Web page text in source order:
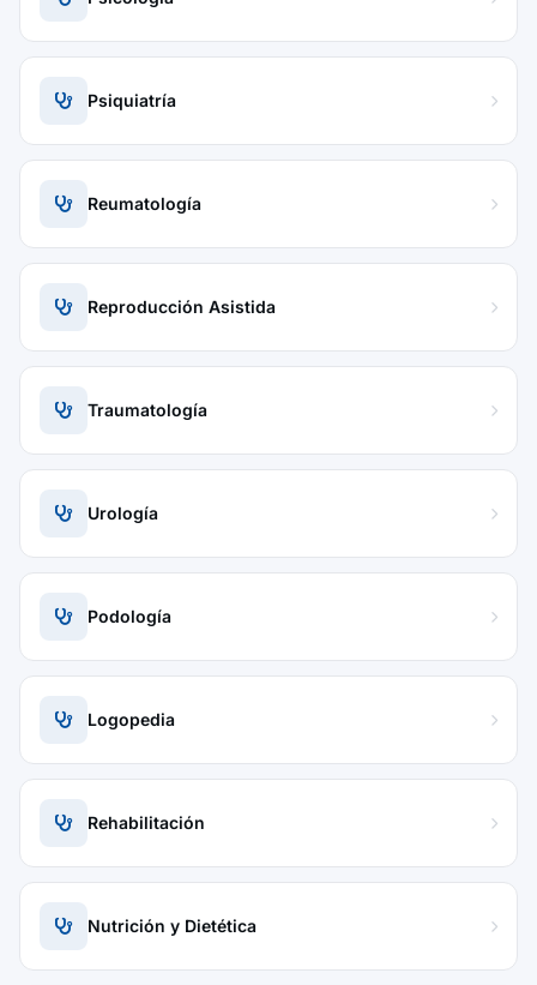
Psiquiatría
Reumatología
Reproducción Asistida
Traumatología
Urología
Podología
Logopedia
Rehabilitación
Nutrición y Dietética